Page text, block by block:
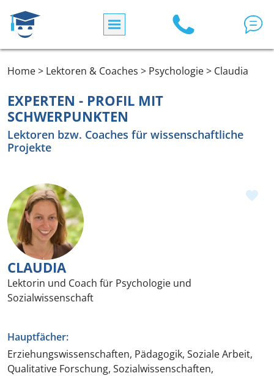
Home > Lektoren & Coaches > Psychologie > Claudia
EXPERTEN - PROFIL MIT
SCHWERPUNKTEN
Lektoren bzw. Coaches für wissenschaftliche
Projekte
CLAUDIA
Lektorin und Coach für Psychologie und
Sozialwissenschaft
Hauptfächer:
Erziehungswissenschaften, Pädagogik, Soziale Arbeit,
Qualitative Forschung, Sozialwissenschaften,